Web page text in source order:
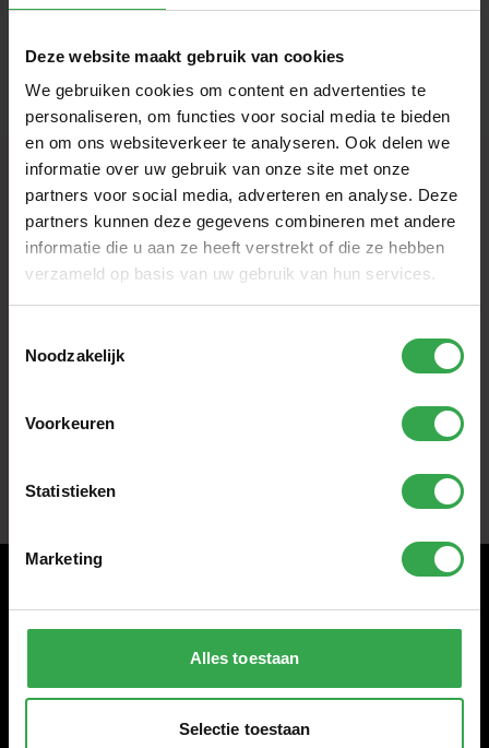
Deze website maakt gebruik van cookies
We gebruiken cookies om content en advertenties te
personaliseren, om functies voor social media te bieden
en om ons websiteverkeer te analyseren. Ook delen we
informatie over uw gebruik van onze site met onze
partners voor social media, adverteren en analyse. Deze
partners kunnen deze gegevens combineren met andere
informatie die u aan ze heeft verstrekt of die ze hebben
verzameld op basis van uw gebruik van hun services.
Noodzakelijk
Voorkeuren
Statistieken
Marketing
Alles toestaan
Selectie toestaan
Fiets keuzehulp
Vindt de meest geschikte fiets.
Kennisbank
Haal alles uit je fiets.
Wij staan voor je klaar.
Ontvang nieuws, tips en de laatste acties!